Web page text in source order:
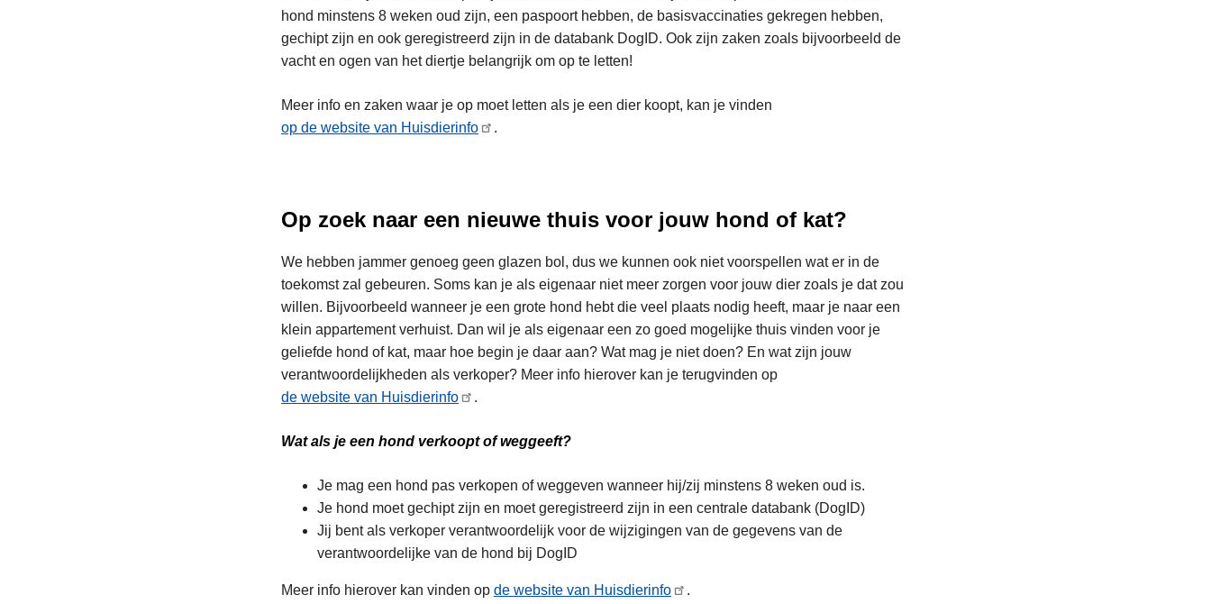
hond minstens 8 weken oud zijn, een paspoort hebben, de basisvaccinaties gekregen hebben,
gechipt zijn en ook geregistreerd zijn in de databank DogID. Ook zijn zaken zoals bijvoorbeeld de
vacht en ogen van het diertje belangrijk om op te letten!
Meer info en zaken waar je op moet letten als je een dier koopt, kan je vinden
op de website van Huisdierinfo
.
Op zoek naar een nieuwe thuis voor jouw hond of kat?
We hebben jammer genoeg geen glazen bol, dus we kunnen ook niet voorspellen wat er in de
toekomst zal gebeuren. Soms kan je als eigenaar niet meer zorgen voor jouw dier zoals je dat zou
willen. Bijvoorbeeld wanneer je een grote hond hebt die veel plaats nodig heeft, maar je naar een
klein appartement verhuist. Dan wil je als eigenaar een zo goed mogelijke thuis vinden voor je
geliefde hond of kat, maar hoe begin je daar aan? Wat mag je niet doen? En wat zijn jouw
verantwoordelijkheden als verkoper? Meer info hierover kan je terugvinden op
de website van Huisdierinfo
.
Wat als je een hond verkoopt of weggeeft?
Je mag een hond pas verkopen of weggeven wanneer hij/zij minstens 8 weken oud is.
Je hond moet gechipt zijn en moet geregistreerd zijn in een centrale databank (DogID)
Jij bent als verkoper verantwoordelijk voor de wijzigingen van de gegevens van de
verantwoordelijke van de hond bij DogID
Meer info hierover kan vinden op de website van Huisdierinfo .